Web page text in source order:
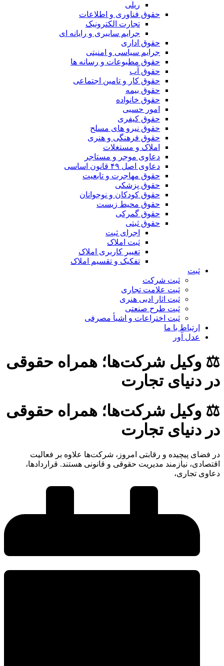
ریلی
حقوق فناوری و اطلاعات
تجارت الکترونیک
جرایم سایبری و رایانه ای
حقوق اداری
جرایم سیاسی و امنیتی
حقوق مطبوعات و رسانه ها
حقوق آب
حقوق کار و تامین اجتماعی
حقوق بیمه
حقوق خانواده
امور حسبی
حقوق کیفری
حقوق نیرو های مسلح
حقوق فرهنگی و هنری
املاک و مستغلات
دعاوی موجر و مستاجر
دعاوی اصل ۴۹ قانون اساسی
حقوق مهاجرت و تابعیت
حقوق پزشکی
حقوق کودکان و نوجوانان
حقوق محیط زیست
حقوق گمرکی
حقوق ثبتی
اجرای ثبت
ثبت املاک
تغییر کاربری املاک
تفکیک و تقسیم املاک
ثبت
ثبت شرکت
ثبت علامت تجاری
ثبت اثار ادبی هنری
ثبت طرح صنعتی
ثبت اختراعات و اشیا‌ٔ مصرفی
ارتباط با ما
عدل آور
⚖️ وکیل شرکت‌ها؛ همراه حقوقی
در دنیای تجارت
⚖️ وکیل شرکت‌ها؛ همراه حقوقی
در دنیای تجارت
در فضای پیچیده و رقابتی امروز، شرکت‌ها علاوه بر فعالیت
اقتصادی، نیازمند مدیریت حقوقی و قانونی هستند. قراردادها،
دعاوی تجاری،